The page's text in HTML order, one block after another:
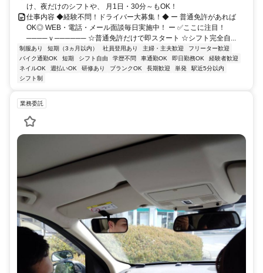
け、夜だけのシフトや、 月1日・30分～もOK！
仕事内容 ◆経験不問！ドライバー大募集！◆ ー 普通免許があれば
OK◎ WEB・電話・メール面談毎日実施中！ ー ✅ここに注目！
────ｖ────── ☆普通免許だけで即スタート ☆シフト完全自...
制服あり 短期（3ヵ月以内） 社員登用あり 主婦・主夫歓迎
フリーター歓迎
バイク通勤OK
短期 シフト自由 学歴不問 車通勤OK 即日勤務OK
経験者歓迎
ネイルOK
週払いOK 研修あり ブランクOK 長期歓迎 単発
駅近5分以内
シフト制
業務委託